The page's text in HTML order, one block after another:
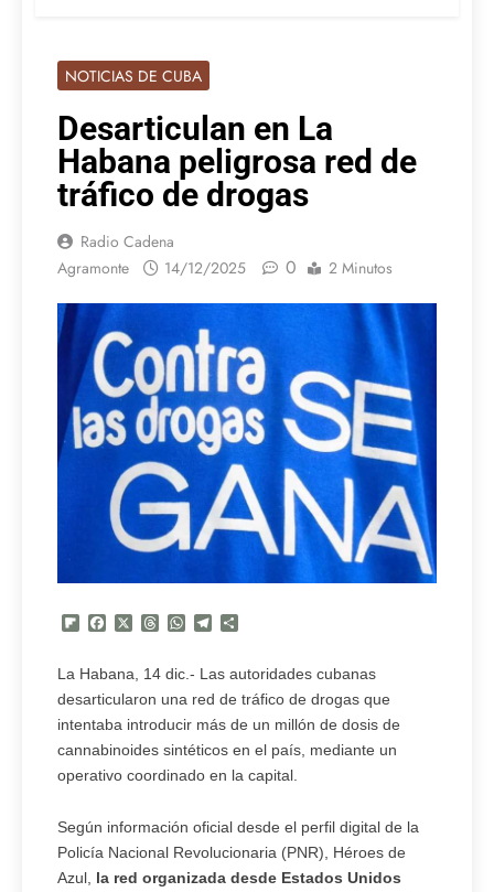
NOTICIAS DE CUBA
Desarticulan en La
Habana peligrosa red de
tráfico de drogas
Radio Cadena
Agramonte
14/12/2025 0 2 Minutos
Flipboard
Facebook
X Threads
WhatsApp
Telegram
La Habana, 14 dic.- Las autoridades cubanas
desarticularon una red de tráfico de drogas que
intentaba introducir más de un millón de dosis de
cannabinoides sintéticos en el país, mediante un
operativo coordinado en la capital.
Según información oficial desde el perfil digital de la
Policía Nacional Revolucionaria (PNR), Héroes de
Azul, la red organizada desde Estados Unidos